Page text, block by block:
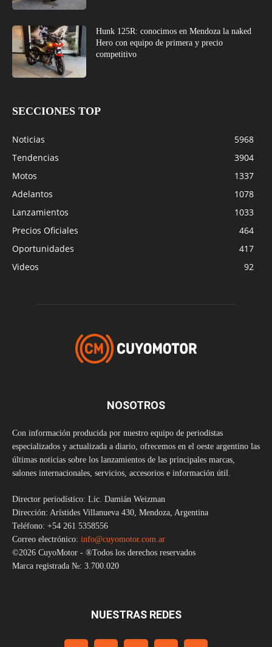
Hunk 125R: conocimos en Mendoza la naked
Hero con equipo de primera y precio
competitivo
SECCIONES TOP
Noticias
5968
Tendencias
3904
Motos
1337
Adelantos
1078
Lanzamientos
1033
Precios Oficiales
464
Oportunidades
417
Videos
92
NOSOTROS
Con información producida por nuestro equipo de periodistas
especializados y actualizada a diario, ofrecemos en el oeste argentino las
últimas noticias sobre los lanzamientos de las principales marcas,
salones internacionales, servicios, accesorios e información útil.
Director periodístico: Lic. Damián Weizman
Dirección: Arístides Villanueva 430, Mendoza, Argentina
Teléfono: +54 261 5358556
Correo electrónico: info@cuyomotor.com.ar
©2026 CuyoMotor - ®Todos los derechos reservados
Marca registrada №: 3.700.020
NUESTRAS REDES